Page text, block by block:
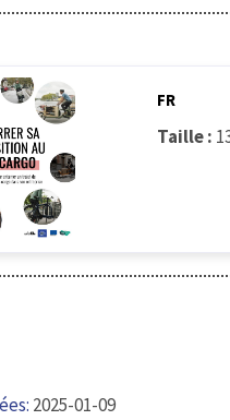
FR
Taille :
2025-01-09